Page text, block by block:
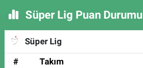
Süper Lig Puan Durumu
Süper Lig
#
Takım